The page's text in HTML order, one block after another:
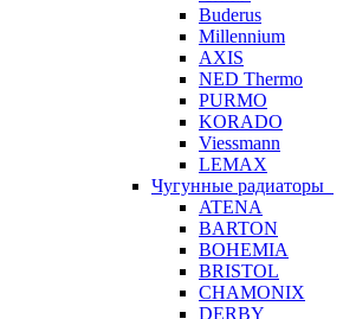
Buderus
Millennium
AXIS
NED Thermo
PURMO
KORADO
Viessmann
LEMAX
Чугунные радиаторы
ATENA
BARTON
BOHEMIA
BRISTOL
CHAMONIX
DERBY